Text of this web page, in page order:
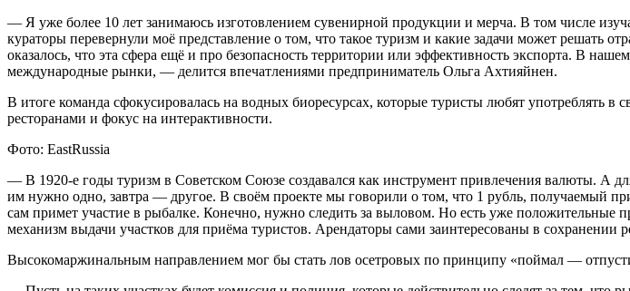
— Я уже более 10 лет занимаюсь изготовлением сувенирной продукции и мерча. В том числе
кураторы перевернули моё представление о том, что такое туризм и какие задачи может решать
оказалось, что эта сфера ещё и про безопасность территории или эффективность экспорта. В
международные рынки, — делится впечатлениями предприниматель Ольга Ахтияйнен.
В итоге команда сфокусировалась на водных биоресурсах, которые туристы любят употреблять в
ресторанами и фокус на интерактивности.
Фото: EastRussia
— В 1920-е годы туризм в Советском Союзе создавался как инструмент привлечения валюты. А
им нужно одно, завтра — другое. В своём проекте мы говорили о том, что 1 рубль, получаемый
сам примет участие в рыбалке. Конечно, нужно следить за выловом. Но есть уже положительные
механизм выдачи участков для приёма туристов. Арендаторы сами заинтересованы в
Высокомаржинальным направлением мог бы стать лов осетровых по принципу «поймал —